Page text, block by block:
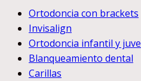
Ortodoncia con brackets
Invisalign
Ortodoncia infantil y
Blanqueamiento dental
Carillas